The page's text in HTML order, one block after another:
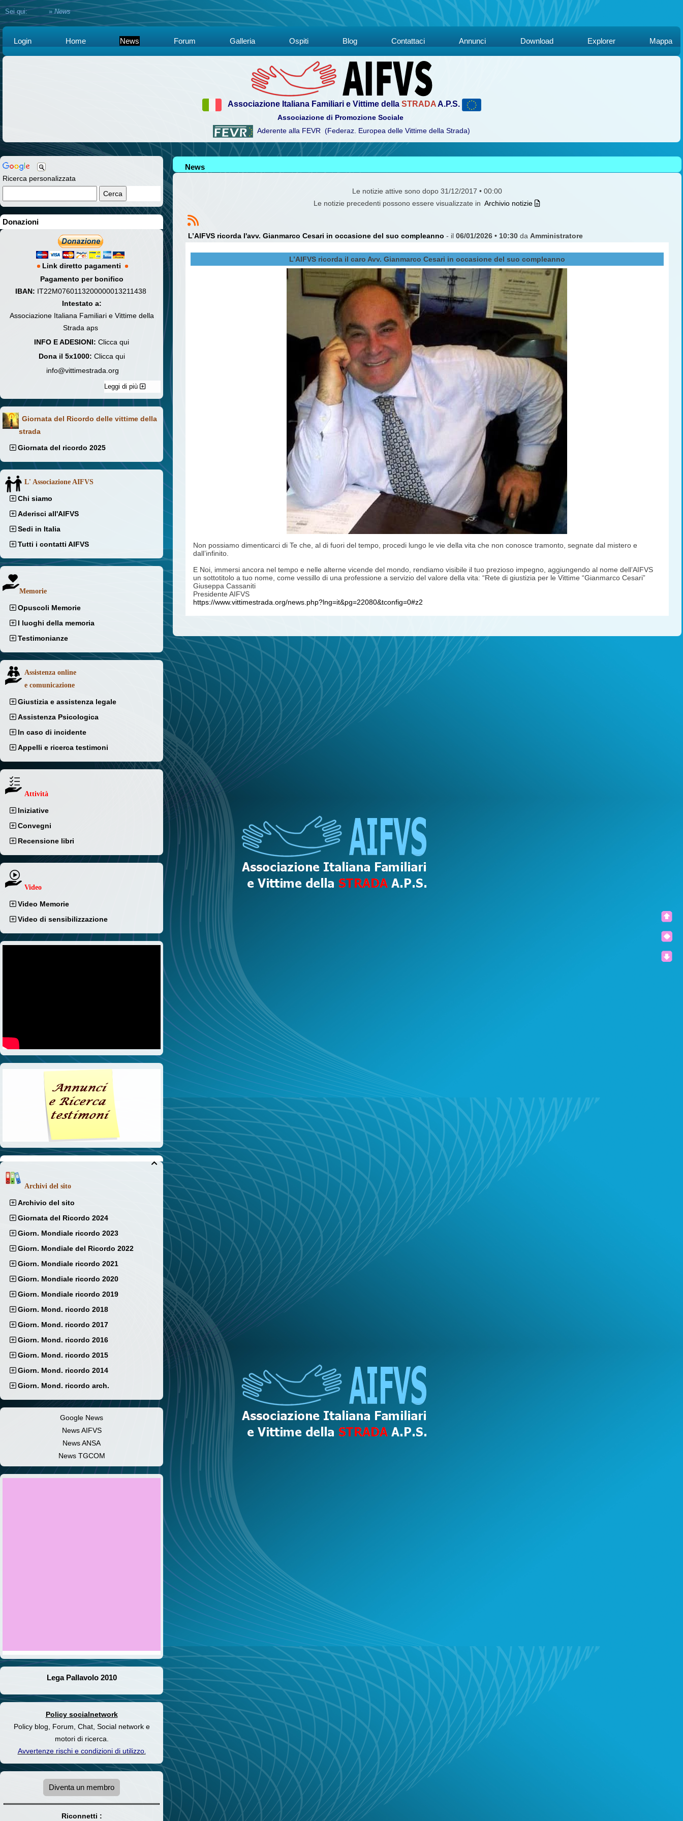
Sei qui:Home »News
Login Home News Forum Galleria Ospiti Blog Contattaci Annunci Download Explorer Mappa
Associazione Italiana Familiari e Vittime della STRADAA.P.S.
Associazione di Promozione Sociale
Aderente alla FEVR (Federaz. Europea delle Vittime della Strada)
Ricerca personalizzata
Donazioni
Link diretto pagamenti
Pagamento per bonifico
IBAN: IT22M0760113200000013211438
Intestato a:
Associazione Italiana Familiari e Vittime della
Strada aps
INFO E ADESIONI: Clicca qui
Dona il 5x1000: Clicca qui
info@vittimestrada.org
Leggi di più
Giornata del Ricordo delle vittime della
strada
Giornata del ricordo 2025
L' Associazione AIFVS
Chi siamo
Aderisci all'AIFVS
Sedi in Italia
Tutti i contatti AIFVS
Memorie
Opuscoli Memorie
I luoghi della memoria
Testimonianze
Assistenza online
e comunicazione
Giustizia e assistenza legale
Assistenza Psicologica
In caso di incidente
Appelli e ricerca testimoni
Attività
Iniziative
Convegni
Recensione libri
Video
Video Memorie
Video di sensibilizzazione

Archivi del sito
Archivio del sito
Giornata del Ricordo 2024
Giorn. Mondiale ricordo 2023
Giorn. Mondiale del Ricordo 2022
Giorn. Mondiale ricordo 2021
Giorn. Mondiale ricordo 2020
Giorn. Mondiale ricordo 2019
Giorn. Mond. ricordo 2018
Giorn. Mond. ricordo 2017
Giorn. Mond. ricordo 2016
Giorn. Mond. ricordo 2015
Giorn. Mond. ricordo 2014
Giorn. Mond. ricordo arch.
Google News
News AIFVS
News ANSA
News TGCOM
Lega Pallavolo 2010
Policy socialnetwork
Policy blog, Forum, Chat, Social network e
motori di ricerca.
Avvertenze rischi e condizioni di utilizzo.
Diventa un membro
Riconnetti :
News
Le notizie attive sono dopo 31/12/2017 • 00:00
Le notizie precedenti possono essere visualizzate in Archivio notizie
L’AIFVS ricorda l'avv. Gianmarco Cesari in occasione del suo compleanno - il 06/01/2026 • 10:30da Amministratore
L’AIFVS ricorda il caro Avv. Gianmarco Cesari in occasione del suo compleanno
Non possiamo dimenticarci di Te che, al di fuori del tempo, procedi lungo le vie della vita che non conosce tramonto, segnate dal mistero e
dall’infinito.
E Noi, immersi ancora nel tempo e nelle alterne vicende del mondo, rendiamo visibile il tuo prezioso impegno, aggiungendo al nome dell’AIFVS
un sottotitolo a tuo nome, come vessillo di una professione a servizio del valore della vita: “Rete di giustizia per le Vittime “Gianmarco Cesari”
Giuseppa Cassaniti
Presidente AIFVS
https://www.vittimestrada.org/news.php?lng=it&pg=22080&tconfig=0#z2